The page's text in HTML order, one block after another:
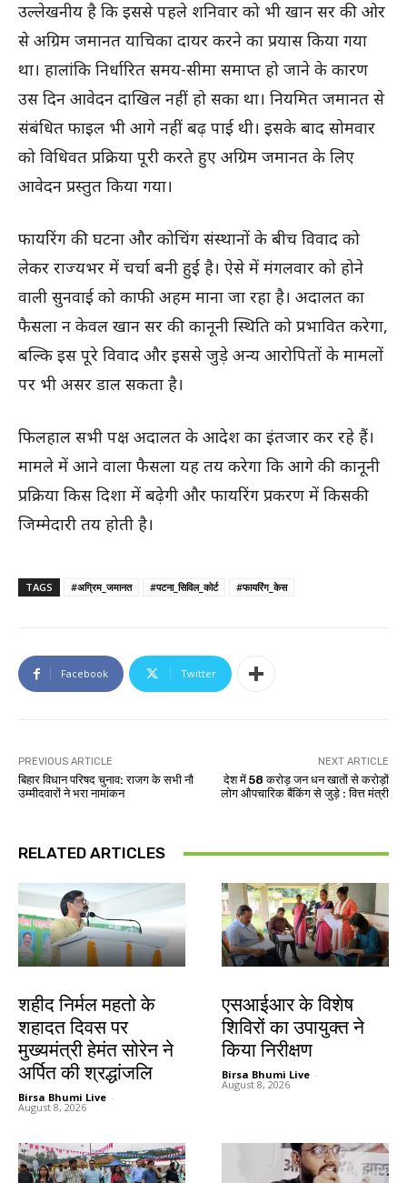
उल्लेखनीय है कि इससे पहले शनिवार को भी खान सर की ओर
से अग्रिम जमानत याचिका दायर करने का प्रयास किया गया
था। हालांकि निर्धारित समय-सीमा समाप्त हो जाने के कारण
उस दिन आवेदन दाखिल नहीं हो सका था। नियमित जमानत से
संबंधित फाइल भी आगे नहीं बढ़ पाई थी। इसके बाद सोमवार
को विधिवत प्रक्रिया पूरी करते हुए अग्रिम जमानत के लिए
आवेदन प्रस्तुत किया गया।
फायरिंग की घटना और कोचिंग संस्थानों के बीच विवाद को
लेकर राज्यभर में चर्चा बनी हुई है। ऐसे में मंगलवार को होने
वाली सुनवाई को काफी अहम माना जा रहा है। अदालत का
फैसला न केवल खान सर की कानूनी स्थिति को प्रभावित करेगा,
बल्कि इस पूरे विवाद और इससे जुड़े अन्य आरोपितों के मामलों
पर भी असर डाल सकता है।
फिलहाल सभी पक्ष अदालत के आदेश का इंतजार कर रहे हैं।
मामले में आने वाला फैसला यह तय करेगा कि आगे की कानूनी
प्रक्रिया किस दिशा में बढ़ेगी और फायरिंग प्रकरण में किसकी
जिम्मेदारी तय होती है।
TAGS #अग्रिम_जमानत #पटना_सिविल_कोर्ट #फायरिंग_केस
Facebook Twitter
PREVIOUS ARTICLE
बिहार विधान परिषद चुनाव: राजग के सभी नौ
उम्मीदवारों ने भरा नामांकन
NEXT ARTICLE
देश में 58 करोड़ जन धन खातों से करोड़ों
लोग औपचारिक बैंकिंग से जुड़े : वित्त मंत्री
RELATED ARTICLES
शहीद निर्मल महतो के
शहादत दिवस पर
मुख्यमंत्री हेमंत सोरेन ने
अर्पित की श्रद्धांजलि
Birsa Bhumi Live -
August 8, 2026
एसआईआर के विशेष
शिविरों का उपायुक्त ने
किया निरीक्षण
Birsa Bhumi Live -
August 8, 2026